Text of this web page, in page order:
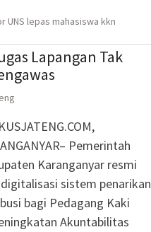
UNS lepas mahasiswa kkn
Lapangan Tak
Pemerintah
Karanganyar resmi
sistem penarikan
bagi Pedagang Kaki
Akuntabilitas